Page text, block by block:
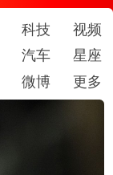
科技
视频
汽车
星座
微博 更多